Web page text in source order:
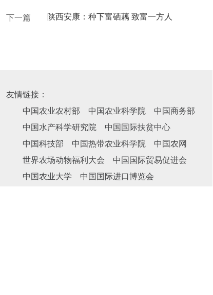
下一篇 陕西安康：种下富硒藕 致富一方人
友情链接：
中国农业农村部
中国农业科学院
中国商务部
中国水产科学研究院
中国国际扶贫中心
中国科技部
中国热带农业科学院
中国农网
世界农场动物福利大会
中国国际贸易促进会
中国农业大学
中国国际进口博览会